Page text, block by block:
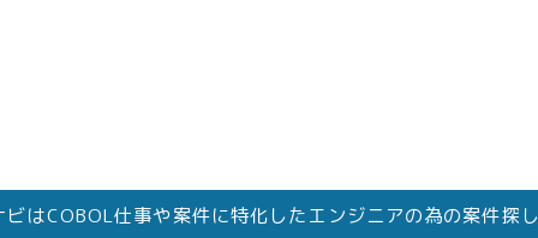
はCOBOL仕事や案件に特化したエンジニアの為の案件探し